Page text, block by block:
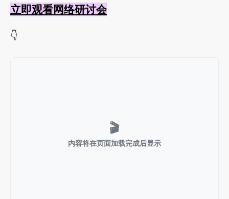
立即观看网络研讨会
👇
🎬
内容将在页面加载完成后显示